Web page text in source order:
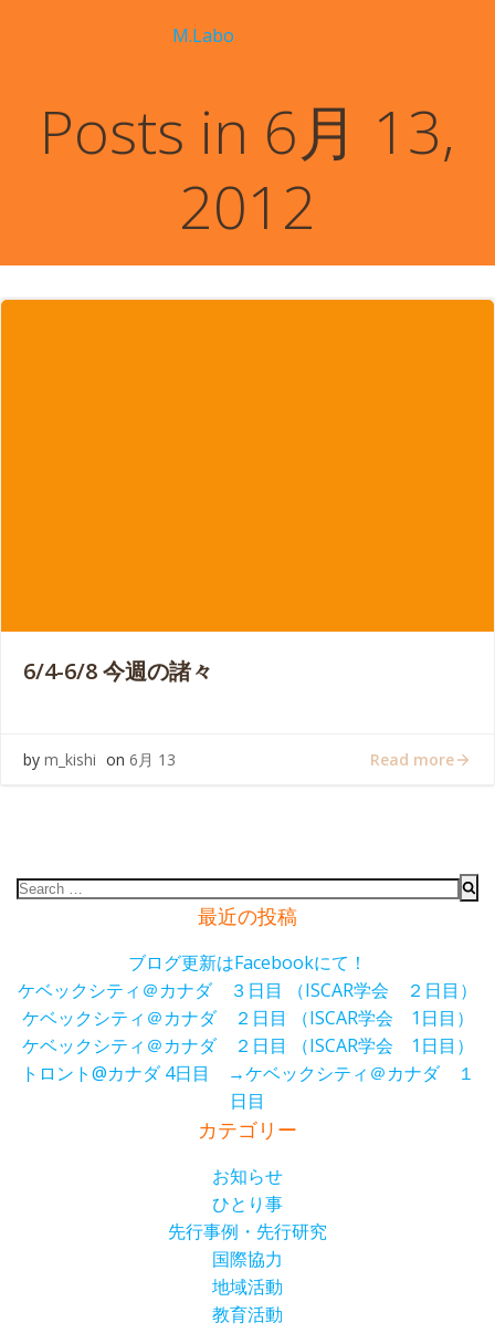
キ
M.Labo
Posts in 6月 13,
2012
6/4-6/8 今週の諸々
by m_kishi on 6月 13 Read more
Search
最近の投稿
ブログ更新はFacebookにて！
ケベックシティ＠カナダ ３日目 （ISCAR学会 ２日目）
ケベックシティ＠カナダ ２日目 （ISCAR学会 1日目）
ケベックシティ＠カナダ ２日目 （ISCAR学会 1日目）
トロント@カナダ 4日目 →ケベックシティ＠カナダ １
日目
カテゴリー
お知らせ
ひとり事
先行事例・先行研究
国際協力
地域活動
教育活動